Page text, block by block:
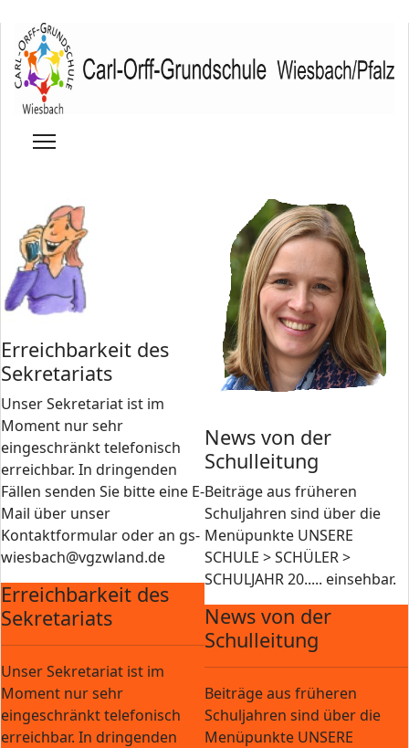
Erreichbarkeit des
Sekretariats
Unser Sekretariat ist im
Moment nur sehr
eingeschränkt telefonisch
erreichbar. In dringenden
Fällen senden Sie bitte eine E-
Mail über unser
Kontaktformular oder an gs-
wiesbach@vgzwland.de
Erreichbarkeit des
Sekretariats
Unser Sekretariat ist im
Moment nur sehr
eingeschränkt telefonisch
erreichbar. In dringenden
News von der
Schulleitung
Beiträge aus früheren
Schuljahren sind über die
Menüpunkte UNSERE
SCHULE > SCHÜLER >
SCHULJAHR 20..... einsehbar.
News von der
Schulleitung
Beiträge aus früheren
Schuljahren sind über die
Menüpunkte UNSERE